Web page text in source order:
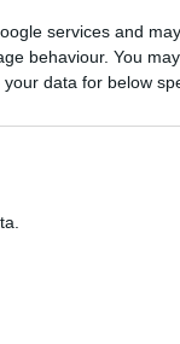
services and
behaviour. You
data for below
próbál
fiút és
amiben
a
Egészen